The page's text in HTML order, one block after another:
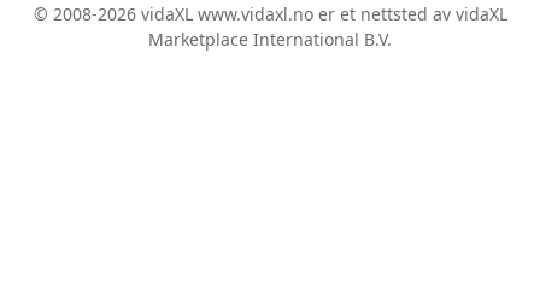
© 2008-2026 vidaXL www.vidaxl.no er et nettsted av vidaXL
Marketplace International B.V.